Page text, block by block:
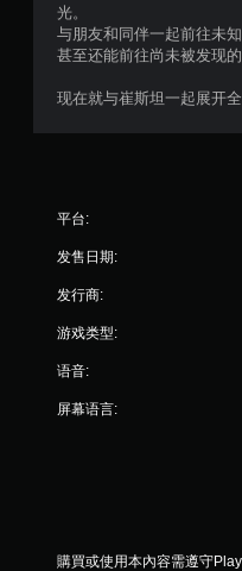
光。
与朋友和同伴一起前往未
甚至还能前往尚未被发现
现在就与崔斯坦一起展开全
平台:
发售日期:
发行商:
游戏类型:
语音:
屏幕语言:
購買或使用本內容需遵守